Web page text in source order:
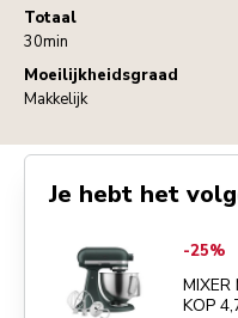
Totaal
30min
Moeilijkheidsgraad
Makkelijk
Je hebt het
Go toMIXER MET -25%
MIXER
KOP